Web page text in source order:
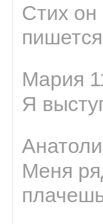
Стих
Мария
Я
Меня